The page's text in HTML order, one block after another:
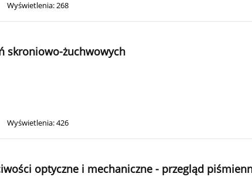
Wyświetlenia: 268
skroniowo-żuchwowych
Wyświetlenia: 426
optyczne i mechaniczne - przegląd